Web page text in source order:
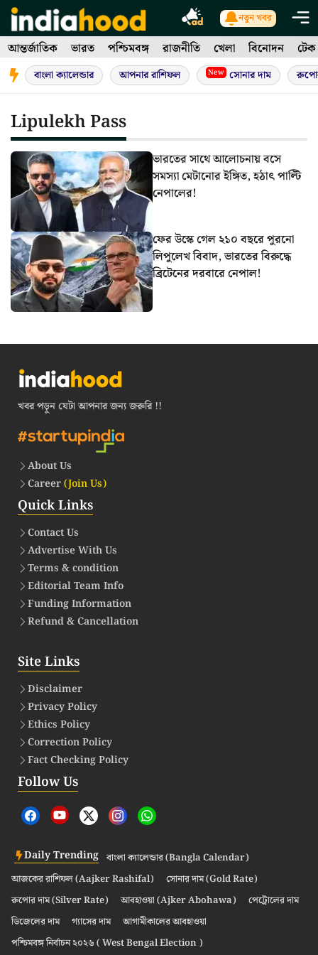
Skip
to
content
নতুন খবর
আন্তর্জাতিক ভারত পশ্চিমবঙ্গ রাজনীতি খেলা বিনোদন টেক
বাংলা ক্যালেন্ডার আপনার রাশিফল New সোনার দাম
Lipulekh Pass
ভারতের সাথে আলোচনায় বসে
সমস্যা মেটানোর ইঙ্গিত, হঠাৎ পাল্টি
নেপালের!
ফের উস্কে গেল ২১০ বছরে পুরনো
লিপুলেখ বিবাদ, ভারতের বিরুদ্ধে
ব্রিটেনের দরবারে নেপাল!
খবর পড়ুন যেটা আপনার জন্য জরুরি !!
About Us
Career(Join Us)
Quick Links
Contact Us
Advertise With Us
Terms & condition
Editorial Team Info
Funding Information
Refund & Cancellation
Site Links
Disclaimer
Privacy Policy
Ethics Policy
Correction Policy
Fact Checking Policy
Follow Us
Daily Trending বাংলা ক্যালেন্ডার (Bangla Calendar)
আজকের রাশিফল (Aajker Rashifal)
সোনার দাম (Gold Rate)
রুপোর দাম (Silver Rate)
আবহাওয়া (Ajker Abohawa)
পেট্রোলের দাম
ডিজেলের দাম
গ্যাসের দাম
আগামীকালের আবহাওয়া
পশ্চিমবঙ্গ নির্বাচন ২০২৬ ( West Bengal Election )